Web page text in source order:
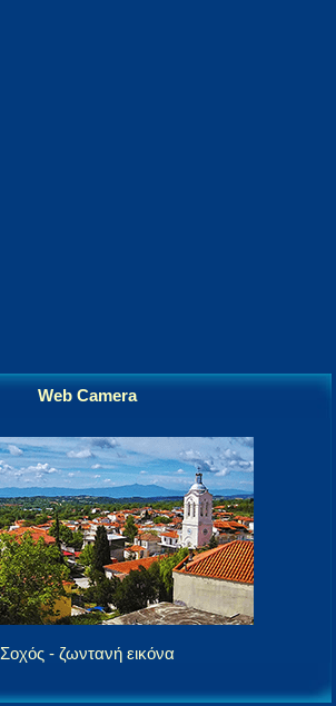
Web Camera
Σοχός - ζωντανή εικόνα